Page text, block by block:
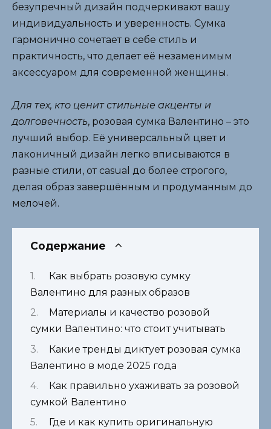
безупречный дизайн подчеркивают вашу
индивидуальность и уверенность. Сумка
гармонично сочетает в себе стиль и
практичность, что делает её незаменимым
аксессуаром для современной женщины.
Для тех, кто ценит стильные акценты и
долговечность, розовая сумка Валентино – это
лучший выбор. Её универсальный цвет и
лаконичный дизайн легко вписываются в
разные стили, от casual до более строгого,
делая образ завершённым и продуманным до
мелочей.
Содержание
Как выбрать розовую сумку
Валентино для разных образов
Материалы и качество розовой
сумки Валентино: что стоит учитывать
Какие тренды диктует розовая сумка
Валентино в моде 2025 года
Как правильно ухаживать за розовой
сумкой Валентино
Где и как купить оригинальную